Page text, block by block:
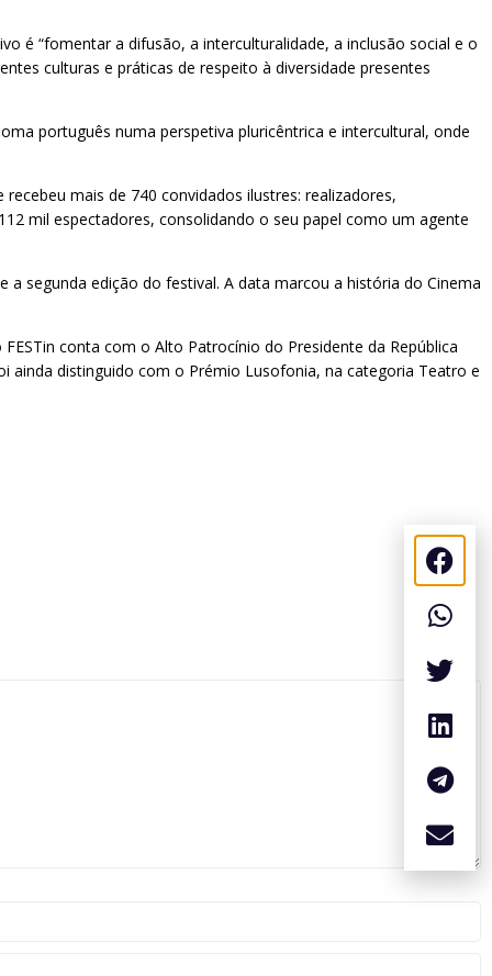
é “fomentar a difusão, a interculturalidade, a inclusão social e o
culturas e práticas de respeito à diversidade presentes
português numa perspetiva pluricêntrica e intercultural, onde
mais de 740 convidados ilustres: realizadores,
mil espectadores, consolidando o seu papel como um agente
segunda edição do festival. A data marcou a história do Cinema
conta com o Alto Patrocínio do Presidente da República
distinguido com o Prémio Lusofonia, na categoria Teatro e